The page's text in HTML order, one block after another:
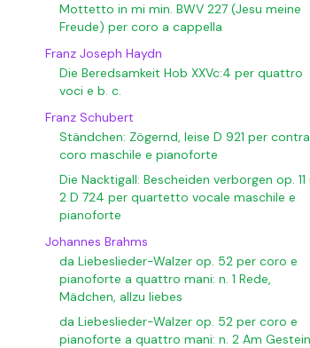
Mottetto in mi min. BWV 227 (Jesu meine
Freude) per coro a cappella
Franz Joseph Haydn
Die Beredsamkeit Hob XXVc:4 per quattro
voci e b. c.
Franz Schubert
Ständchen: Zögernd, leise D 921 per
coro maschile e pianoforte
Die Nacktigall: Bescheiden verborgen op. 11
2 D 724 per quartetto vocale maschile e
pianoforte
Johannes Brahms
da Liebeslieder-Walzer op. 52 per coro e
pianoforte a quattro mani: n. 1 Rede,
Mädchen, allzu liebes
da Liebeslieder-Walzer op. 52 per coro e
pianoforte a quattro mani: n. 2 Am